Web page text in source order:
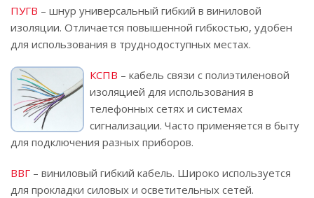
ПУГВ – шнур универсальный гибкий в виниловой
изоляции. Отличается повышенной гибкостью, удобен
для использования в труднодоступных местах.
КСПВ – кабель связи с полиэтиленовой
изоляцией для использования в
телефонных сетях и системах
сигнализации. Часто применяется в быту
для подключения разных приборов.
ВВГ – виниловый гибкий кабель. Широко используется
для прокладки силовых и осветительных сетей.